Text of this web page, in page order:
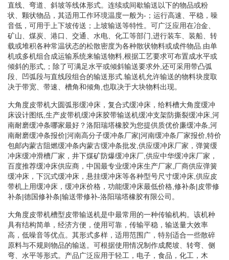
直线、弯道、斜坡等线体形式。连续或间歇输送以下的物品或粉
状、颗状物品，其适用工作环境温度一般为-；运行高速、平稳，噪
音低，可用于上下坡传送；上坡输送等特性。可广泛应用在冶金、
矿山、煤炭、港口、交通、水电、化工等部门,进行装车、装船、转
载或堆积各种常温状态的松散密度为各种散状物料或成件物品.由单
机或多机组合成运输系统来输送物料,根据工艺要求可布置成水平或
倾斜的形式,；除了可满足水平或倾斜输送要求外,还可采用带凸弧
段、凹弧段与直线段组合的输送形式.输送机允许输送的物料块度取
决于带宽、带速、槽角和倾角,也取决于大块物料出现。
大角度皮带机大圆弧形缓冲床，复合式缓冲床，给料槽大角度缓冲
床设计图纸,生产皮带机缓冲床胶带输送机缓冲支架防撕裂缓冲床,河
南耐磨缓冲条哪家最好？洛阳瑞塔橡胶为您提供质优价廉缓冲条,河
南耐磨缓冲条报价|河南高分子缓冲条厂家|河南缓冲条厂家报价,特价
包邮内蒙古阻燃缓冲条内蒙古缓冲条批发,供应缓冲床厂家，弹簧缓
冲床缓冲滑槽厂家，井下煤矿防爆缓冲床厂,供应中华缓冲床厂家，
百度推荐缓冲床供应商，中国最专业缓冲床生产厂家,厂商供应弹簧
缓冲床，下沉式缓冲床，悬挂缓冲床等各种型号尺寸缓冲床,供应皮
带机上用缓冲床，缓冲床价格，功能缓冲床最低价格,修补条|皮带修
补条|德国修补条|输送带修补-洛阳瑞塔橡胶有限公司。
大角度皮带机槽型皮带输送机是中最常用的一种传输机构。该机种
具有结构简单，经济方便，使用可靠，传输平稳，输送量大效率
高，低噪音等优点。其形式多样，适用范围广，特别适合一些散碎
原料与不规则物品的输送。可根据使用情况制作成爬坡、转弯、侧
弯、水平等形式。产品广泛应用于轻工，电子，食品，化工，木